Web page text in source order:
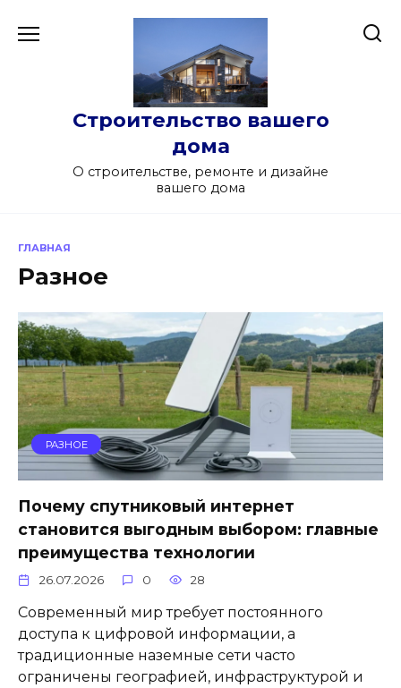
Строительство вашего
дома
О строительстве, ремонте и дизайне
вашего дома
ГЛАВНАЯ
Разное
РАЗНОЕ
Почему спутниковый интернет
становится выгодным выбором: главные
преимущества технологии
26.07.2026 0 28
Современный мир требует постоянного
доступа к цифровой информации, а
традиционные наземные сети часто
ограничены географией, инфраструктурой и